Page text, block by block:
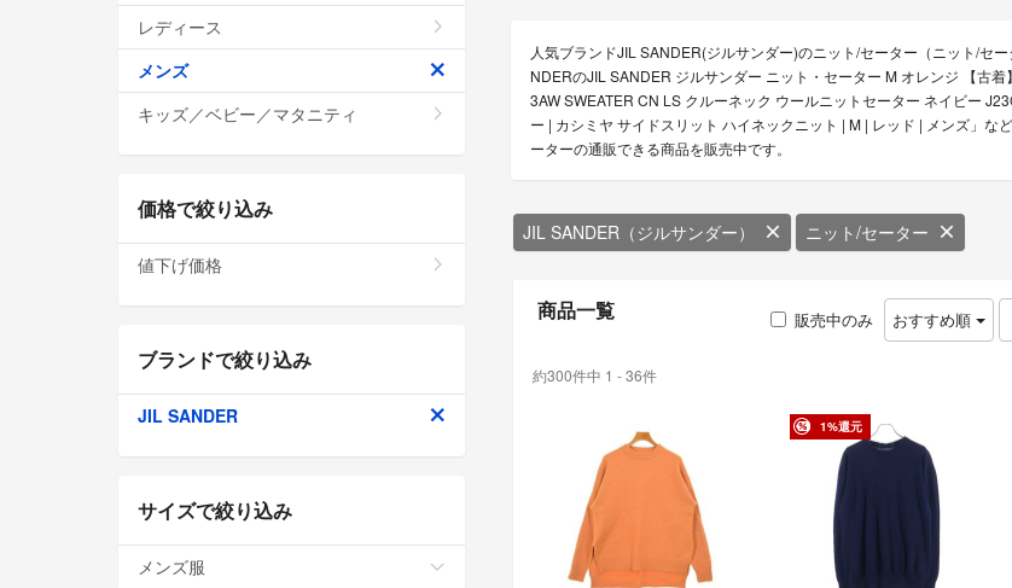
人気ブランドJIL SANDER(ジルサンダー)のニット/セーター（ニット/セ
NDERのJIL SANDER ジルサンダー ニット・セーター M オレンジ 【古
3AW SWEATER CN LS クルーネック ウールニットセーター ネイビー
ー | カシミヤ サイドスリット ハイネックニット | M | レッド | メンズ」
ーターの通販できる商品を販売中です。
JIL SANDER（ジルサンダー） ニット/セーター
商品一覧 販売中のみ おすすめ順
約300件中 1 - 36件
1%還元
レディース
メンズ
キッズ／ベビー／マタニティ
価格で絞り込み
値下げ価格
ブランドで絞り込み
JIL SANDER
サイズで絞り込み
メンズ服